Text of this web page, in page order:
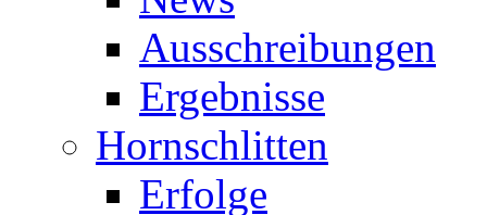
Ausschreibungen
Ergebnisse
Hornschlitten
Erfolge